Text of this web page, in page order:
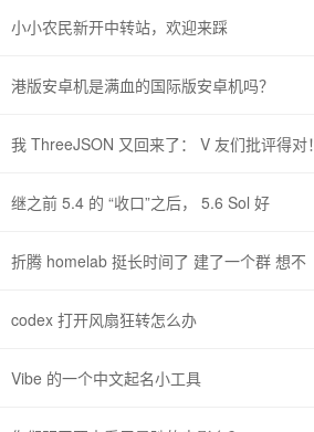
小小农民新开中转站，欢迎来踩
港版安卓机是满血的国际版安卓机吗？
我 ThreeJSON 又回来了： V 友们批评得对！
继之前 5.4 的 “收口”之后， 5.6 Sol 好
折腾 homelab 挺长时间了 建了一个群 想不
codex 打开风扇狂转怎么办
Vibe 的一个中文起名小工具